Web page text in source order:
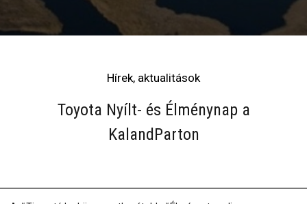
Hírek, aktualitások
Toyota Nyílt- és Élménynap a
KalandParton